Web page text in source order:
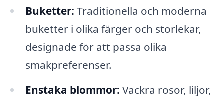
Buketter: Traditionella och moderna
buketter i olika färger och storlekar,
designade för att passa olika
smakpreferenser.
Enstaka blommor: Vackra rosor, liljor,